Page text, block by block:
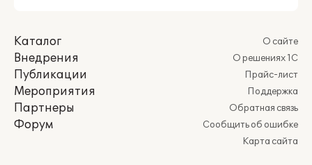
Каталог
Внедрения
Публикации
Мероприятия
Партнеры
Форум
О сайте
О решениях 1С
Прайс-лист
Поддержка
Обратная связь
Сообщить об ошибке
Карта сайта